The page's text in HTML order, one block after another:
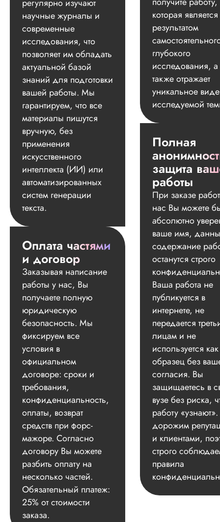
регулярно изучают
научные журналы и
современные
исследования, что
позволяет им обладать
актуальной базой
знаний для подготовки
вашей работы. Мы
гарантируем, что все
материалы пишутся
вручную, без
применения
искусственного
интеллекта (ИИ) или
автоматизированных
систем генерации
текста.
Оплата частями
и договор
Заказывая написание
работы у нас, Вы
получаете полную
юридическую
безопасность. Мы
фиксируем все
условия в
официальном
договоре: сроки и
требования,
конфиденциальность,
оплаты, возврат
средств при форс-
мажоре. Согласно
договору Вы можете
разбить оплату на
несколько частей.
Обязательный платеж:
25% от стоимости
заказа.
которая является
результатом
глубокого
исследования, а
также отражает
уникальное
исследуемой
Полная
защита
работы
При заказе
нас Вы можете
абсолютно
ваше имя,
содержание
останутся строго
Ваша работа не
публикуется в
интернете, не
передается
лицам и не
используется как
образец без
согласия. Вы
защищаетесь в
вузе без риска,
работу
дорожим
и клиентами,
строго
правила